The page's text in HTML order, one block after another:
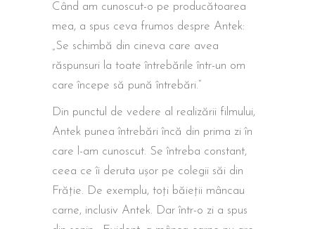
Când am cunoscut-o pe producătoarea
mea, a spus ceva frumos despre Antek:
„Se schimbă din cineva care avea
răspunsuri la toate întrebările într-un om
care începe să pună întrebări.”
Din punctul de vedere al realizării filmului,
Antek punea întrebări încă din prima zi în
care l-am cunoscut. Se întreba constant,
ceea ce îi deruta ușor pe colegii săi din
Frăție. De exemplu, toți băieții mâncau
carne, inclusiv Antek. Dar într-o zi a spus